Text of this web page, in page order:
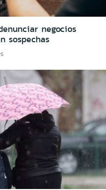
negocios
sospechas